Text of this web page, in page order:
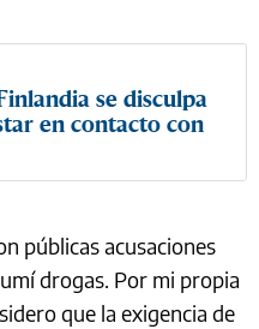
se disculpa
en contacto con
públicas acusaciones
drogas. Por mi propia
que la exigencia de